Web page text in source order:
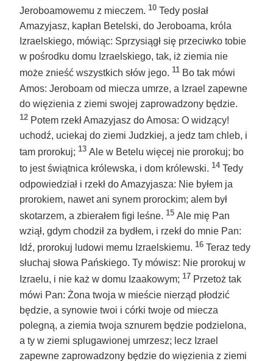
Jeroboamowemu z mieczem. 10 Tedy posłał
Amazyjasz, kapłan Betelski, do Jeroboama, króla
Izraelskiego, mówiąc: Sprzysiągł się przeciwko tobie
w pośrodku domu Izraelskiego, tak, iż ziemia nie
może znieść wszystkich słów jego. 11 Bo tak mówi
Amos: Jeroboam od miecza umrze, a Izrael zapewne
do więzienia z ziemi swojej zaprowadzony będzie.
12 Potem rzekł Amazyjasz do Amosa: O widzący!
uchodź, uciekaj do ziemi Judzkiej, a jedz tam chleb, i
tam prorokuj; 13 Ale w Betelu więcej nie prorokuj; bo
to jest świątnica królewska, i dom królewski. 14 Tedy
odpowiedział i rzekł do Amazyjasza: Nie byłem ja
prorokiem, nawet ani synem prorockim; alem był
skotarzem, a zbierałem figi leśne. 15 Ale mię Pan
wziął, gdym chodził za bydłem, i rzekł do mnie Pan:
Idź, prorokuj ludowi memu Izraelskiemu. 16 Teraz tedy
słuchaj słowa Pańskiego. Ty mówisz: Nie prorokuj w
Izraelu, i nie każ w domu Izaakowym; 17 Przetoż tak
mówi Pan: Żona twoja w mieście nierząd płodzić
będzie, a synowie twoi i córki twoje od miecza
polegną, a ziemia twoja sznurem będzie podzielona,
a ty w ziemi splugawionej umrzesz; lecz Izrael
zapewne zaprowadzony będzie do więzienia z ziemi